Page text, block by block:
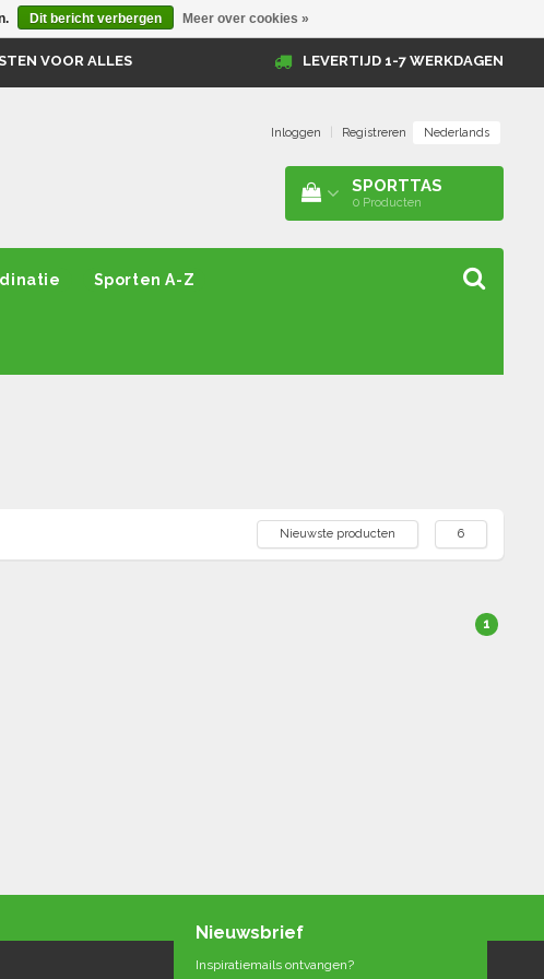
VOOR ALLES LEVERTIJD 1-7 WERKDAGEN
Inloggen Registreren Nederlands
SPORTTAS
0 Producten
Sporten A-Z
Nieuwste producten 6
1
Nieuwsbrief
Inspiratiemails ontvangen?
Dit bericht verbergen Meer over cookies »